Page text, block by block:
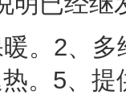
。2、
。5、